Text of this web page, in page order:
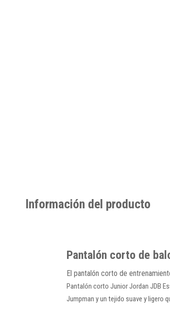
Información del producto
Pantalón corto de
El pantalón corto de
Pantalón corto Junior Jordan JDB
Jumpman y un tejido suave y ligero